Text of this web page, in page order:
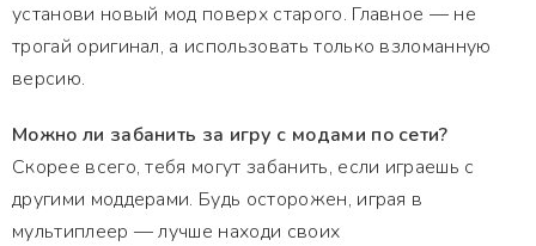
установи новый мод поверх старого. Главное — не
трогай оригинал, а использовать только взломанную
версию.
Можно ли забанить за игру с модами по сети?
Скорее всего, тебя могут забанить, если играешь с
другими моддерами. Будь осторожен, играя в
мультиплеер — лучше находи своих